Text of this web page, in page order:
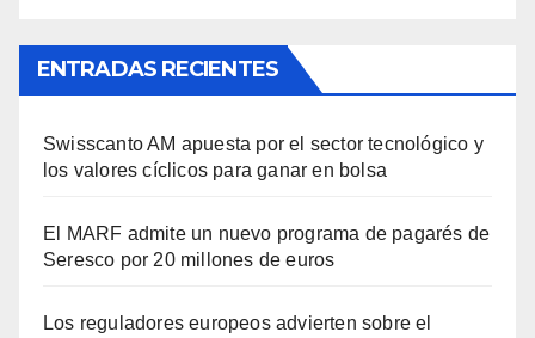
ENTRADAS RECIENTES
Swisscanto AM apuesta por el sector tecnológico y
los valores cíclicos para ganar en bolsa
El MARF admite un nuevo programa de pagarés de
Seresco por 20 millones de euros
Los reguladores europeos advierten sobre el